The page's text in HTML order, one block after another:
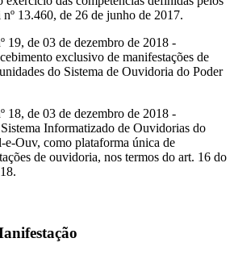
13.460, de 26 de junho de 2017.
19, de 03 de dezembro de 2018 -
exclusivo de manifestações de
do Sistema de Ouvidoria do Poder
18, de 03 de dezembro de 2018 -
Informatizado de Ouvidorias do
Ouv, como plataforma única de
de ouvidoria, nos termos do art. 16 do